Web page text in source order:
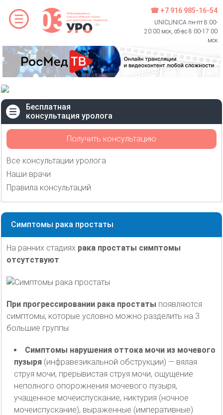
☎ +7 916 985-16-54
UNICLINICA пн-пт 8:00-
20:00 мск, сб-вс 8:00-17:00
мск
Бесплатная
консультация уролога
Получить консультацию
Все консультации уролога
Наши врачи
Правила консультаций
Симптомы рака простаты
На ранних стадиях рака простаты симптомы
отсутствуют.
При прогрессировании рака простаты появляются
симптомы, которые условно можно разделить на 3
большие группы:
Симптомы нарушения оттока мочи из мочевого
пузыря (инфравезикальной обструкции) — вялая
струя мочи, прерывистая струя мочи, ощущение
неполного опорожнения мочевого пузыря,
учащенное мочеиспускание, никтурия (ночное
мочеиспускание), выраженные (императивные)